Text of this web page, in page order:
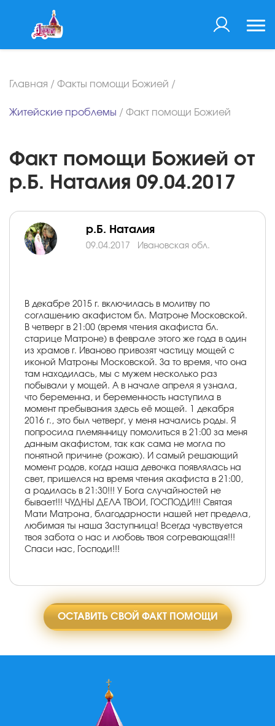
Главная / Факты помощи Божией /
Житейские проблемы / Факт помощи Божией
Факт помощи Божией от
р.Б. Наталия 09.04.2017
р.Б. Наталия
09.04.2017 Ивановская обл.
В декабре 2015 г. включилась в молитву по
соглашению акафистом бл. Матроне Московской.
В четверг в 21:00 (время чтения акафиста бл.
старице Матроне) в феврале этого же года в один
из храмов г. Иваново привозят частицу мощей с
иконой Матроны Московской. За то время, что она
там находилась, мы с мужем несколько раз
побывали у мощей. А в начале апреля я узнала,
что беременна, и беременность наступила в
момент пребывания здесь её мощей. 1 декабря
2016 г., это был четверг, у меня начались роды. Я
попросила племянницу помолиться в 21:00 за меня
данным акафистом, так как сама не могла по
понятной причине (рожаю). И самый решающий
момент родов, когда наша девочка появлялась на
свет, пришелся на время чтения акафиста в 21:00,
а родилась в 21:30!!! У Бога случайностей не
бывает!!! ЧУДНЫ ДЕЛА ТВОИ, ГОСПОДИ!!! Святая
Мати Матрона, благодарности нашей нет предела,
любимая ты наша Заступница! Всегда чувствуется
твоя забота о нас и любовь твоя согревающая!!!
Спаси нас, Господи!!!
ОСТАВИТЬ СВОЙ ФАКТ ПОМОЩИ